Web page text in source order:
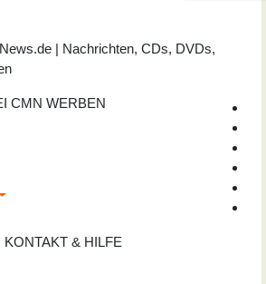
| Nachrichten, CDs, DVDs,
CMN WERBEN
KONTAKT & HILFE